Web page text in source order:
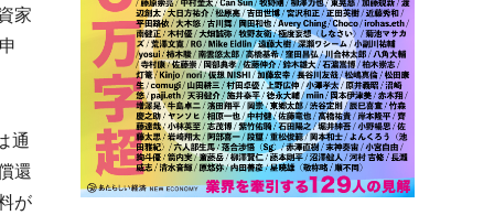
家
通
還
が